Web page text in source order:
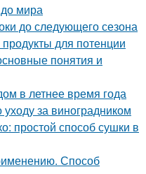
мира
до следующего сезона
для потенции
понятия и
в летнее время года
за виноградником
простой способ сушки в
Способ